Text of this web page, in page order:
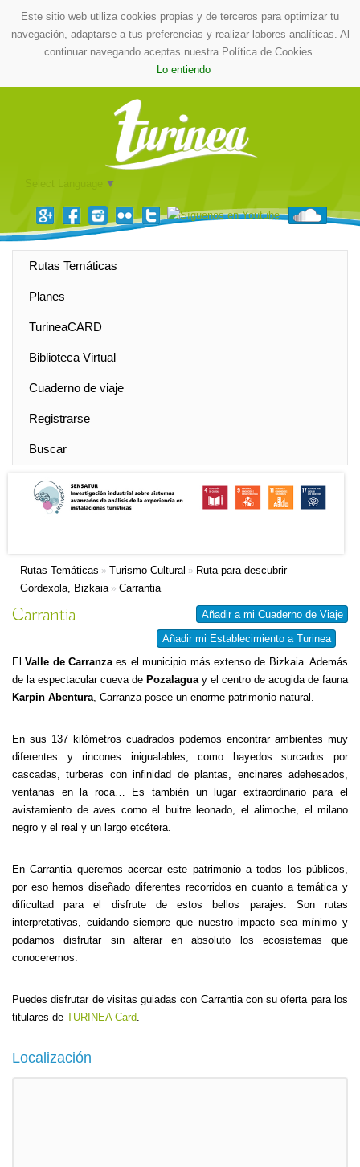
Este sitio web utiliza cookies propias y de terceros para optimizar tu
navegación, adaptarse a tus preferencias y realizar labores analíticas. Al
continuar navegando aceptas nuestra Política de Cookies.
Lo entiendo
▼
Rutas Temáticas
Planes
TurineaCARD
Biblioteca Virtual
Cuaderno de viaje
Registrarse
Buscar
Rutas Temáticas » Turismo Cultural » Ruta para descubrir
Gordexola, Bizkaia» Carrantia
Añadir a mi Cuaderno de Viaje
Añadir mi Establecimiento a Turinea
Carrantia
ElValle de Carranzaes el municipio más extenso de Bizkaia. Además
de la espectacular cueva de Pozalaguay el centro de acogida de fauna
Karpin Abentura, Carranza posee un enorme patrimonio natural.
En sus 137 kilómetros cuadrados podemos encontrar ambientes muy
diferentes y rincones inigualables, como hayedos surcados por
cascadas, turberas con infinidad de plantas, encinares adehesados,
ventanas en la roca… Es también un lugar extraordinario para el
avistamiento de aves como el buitre leonado, el alimoche, el milano
negro y el real y un largo etcétera.
En Carrantia queremos acercar este patrimonio a todos los públicos,
por eso hemos diseñado diferentes recorridos en cuanto a temática y
dificultad para el disfrute de estos bellos parajes. Son rutas
interpretativas, cuidando siempre que nuestro impacto sea mínimo y
podamos disfrutar sin alterar en absoluto los ecosistemas que
conoceremos.
Puedes disfrutar de visitas guiadas con Carrantia con su oferta para los
titulares de TURINEA Card.
Localización